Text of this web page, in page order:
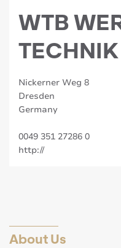
WTB
Nickerner Weg 8
Dresden
Germany
0049 351 27286 0
http://
About Us